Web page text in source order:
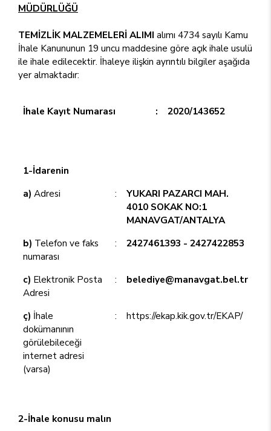
MÜDÜRLÜĞÜ
TEMİZLİK MALZEMELERİ ALIMI alımı 4734 sayılı Kamu
İhale Kanununun 19 uncu maddesine göre açık ihale usulü
ile ihale edilecektir. İhaleye ilişkin ayrıntılı bilgiler aşağıda
yer almaktadır:
İhale Kayıt Numarası : 2020/143652
1-İdarenin
a) Adresi :
YUKARI PAZARCI MAH.
4010 SOKAK NO:1
MANAVGAT/ANTALYA
b) Telefon ve faks
numarası
: 2427461393 - 2427422853
c) Elektronik Posta
Adresi
: belediye@manavgat.bel.tr
ç) İhale
dokümanının
görülebileceği
internet adresi
(varsa)
: https://ekap.kik.gov.tr/EKAP/
2-İhale konusu malın